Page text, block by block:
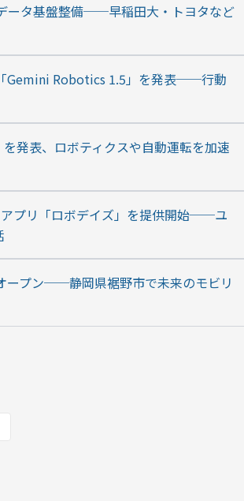
ータ基盤整備──早稲田大・トヨタなど
Gemini Robotics 1.5」を発表──行動
発表、ロボティクスや自動運転を加速
プリ「ロボデイズ」を提供開始──ユ
ープン──静岡県裾野市で未来のモビリ